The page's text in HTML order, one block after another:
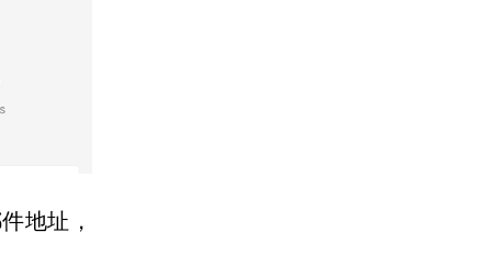
地址，